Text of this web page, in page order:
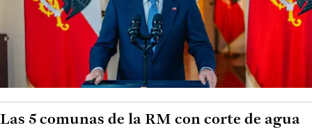
Las 5 comunas de la RM con corte de agua